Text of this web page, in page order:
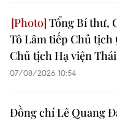
Tổng Bí thư,
Tô Lâm tiếp Chủ
Chủ tịch Hạ viện
07/08/2026 10:54
Đồng chí Lê Quang